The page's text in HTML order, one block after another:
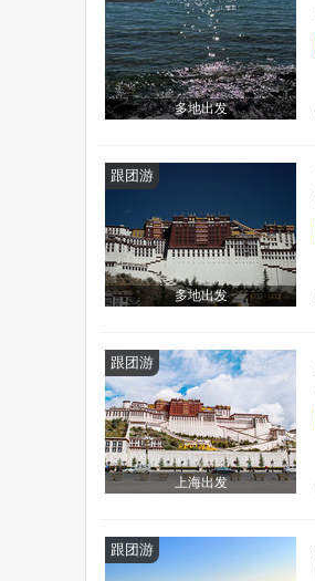
多地出发
跟团游
多地出发
跟团游
上海出发
跟团游